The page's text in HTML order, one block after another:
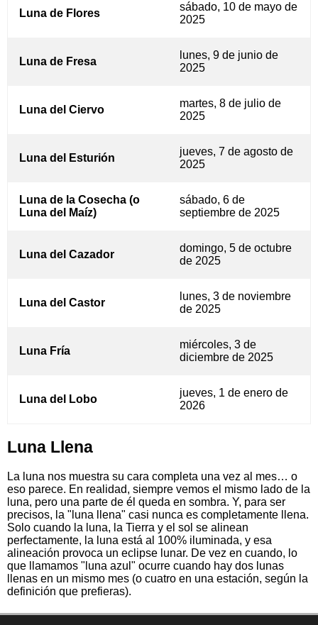
Luna de Flores
sábado, 10 de mayo de
2025
Luna de Fresa
lunes, 9 de junio de
2025
Luna del Ciervo
martes, 8 de julio de
2025
Luna del Esturión
jueves, 7 de agosto de
2025
Luna de la Cosecha (o
Luna del Maíz)
sábado, 6 de
septiembre de 2025
Luna del Cazador
domingo, 5 de octubre
de 2025
Luna del Castor
lunes, 3 de noviembre
de 2025
Luna Fría
miércoles, 3 de
diciembre de 2025
Luna del Lobo
jueves, 1 de enero de
2026
Luna Llena
La luna nos muestra su cara completa una vez al mes… o
eso parece. En realidad, siempre vemos el mismo lado de la
luna, pero una parte de él queda en sombra. Y, para ser
precisos, la "luna llena" casi nunca es completamente llena.
Solo cuando la luna, la Tierra y el sol se alinean
perfectamente, la luna está al 100% iluminada, y esa
alineación provoca un eclipse lunar. De vez en cuando, lo
que llamamos "luna azul" ocurre cuando hay dos lunas
llenas en un mismo mes (o cuatro en una estación, según la
definición que prefieras).